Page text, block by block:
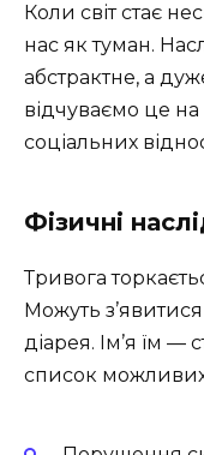
Коли світ стає
нас як туман.
абстрактне, а
відчуваємо це на
соціальних
Фізичні
Тривога
Можуть
діарея. Ім’я їм —
список можливих